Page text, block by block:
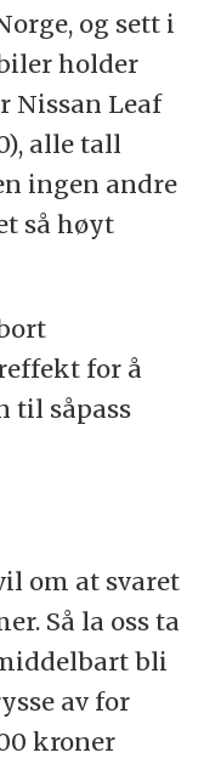
og sett i
holder
Nissan Leaf
alle tall
ingen andre
så høyt
for å
til såpass
om at svaret
Så la oss ta
bli
av for
kroner